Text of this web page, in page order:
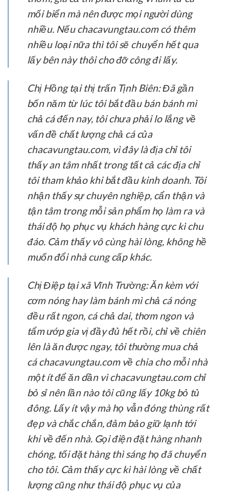
mối biển mà nên được mọi người dùng
nhiều. Nếu chacavungtau.com có thêm
nhiều loại nữa thì tôi sẽ chuyển hết qua
lấy bên này thôi cho đỡ công đi lấy.
Chị Hồng tại thị trấn Tịnh Biên:Đã gần
bốn năm từ lúc tôi bắt đầu bán bánh mì
chả cá đến nay, tôi chưa phải lo lắng về
vấn đề chất lượng chả cá của
chacavungtau.com, vì đây là địa chỉ tôi
thấy an tâm nhất trong tất cả các địa chỉ
tôi tham khảo khi bắt đầu kinh doanh. Tôi
nhận thấy sự chuyên nghiệp, cẩn thận và
tận tâm trong mỗi sản phẩm họ làm ra và
thái độ họ phục vụ khách hàng cực kì chu
đáo. Cảm thấy vô cùng hài lòng, không hề
muốn đổi nhà cung cấp khác.
Chị Điệp tại xã Vĩnh Trường:Ăn kèm với
cơm nóng hay làm bánh mì chả cá nóng
đều rất ngon, cá chả dai, thơm ngon và
tẩm ướp gia vị đầy đủ hết rồi, chỉ về chiên
lên là ăn được ngay, tôi thường mua chả
cá chacavungtau.com về chia cho mỗi nhà
một ít để ăn dần vì chacavungtau.com chỉ
bỏ sỉ nên lần nào tôi cũng lấy 10kg bỏ tủ
đông. Lấy ít vậy mà họ vẫn đóng thùng rất
đẹp và chắc chắn, đảm bảo giữ lạnh tới
khi về đến nhà. Gọi điện đặt hàng nhanh
chóng, tối đặt hàng thì sáng họ đã chuyển
cho tôi. Cảm thấy cực kì hài lòng về chất
lượng cũng như thái độ phục vụ của